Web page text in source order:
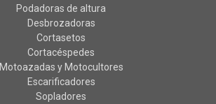
Podadoras de altura
Desbrozadoras
Cortasetos
Cortacéspedes
Motoazadas y Motocultores
Escarificadores
Sopladores